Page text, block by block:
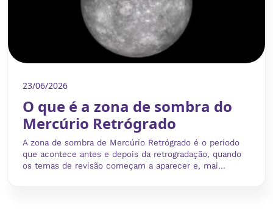
23/06/2026
O que é a zona de sombra do
Mercúrio Retrógrado
A zona de sombra de Mercúrio Retrógrado é o período
que acontece antes e depois da retrogradação, quando
os temas de revisão começam a aparecer e, mai...